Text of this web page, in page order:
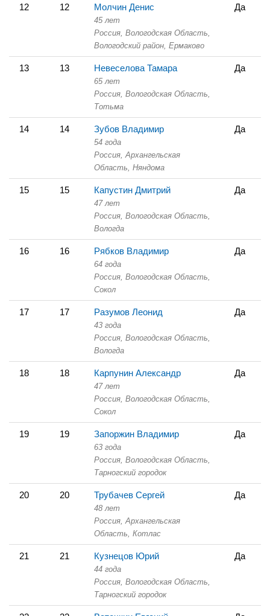
12 12 Молчин Денис
45 лет
Россия, Вологодская Область,
Вологодский район, Ермаково
Да
13 13 Невеселова Тамара
65 лет
Россия, Вологодская Область,
Тотьма
Да
14 14 Зубов Владимир
54 года
Россия, Архангельская
Область, Няндома
Да
15 15 Капустин Дмитрий
47 лет
Россия, Вологодская Область,
Вологда
Да
16 16 Рябков Владимир
64 года
Россия, Вологодская Область,
Сокол
Да
17 17 Разумов Леонид
43 года
Россия, Вологодская Область,
Вологда
Да
18 18 Карпунин Александр
47 лет
Россия, Вологодская Область,
Сокол
Да
19 19 Запоржин Владимир
63 года
Россия, Вологодская Область,
Тарногский городок
Да
20 20 Трубачев Сергей
48 лет
Россия, Архангельская
Область, Котлас
Да
21 21 Кузнецов Юрий
44 года
Россия, Вологодская Область,
Тарногский городок
Да